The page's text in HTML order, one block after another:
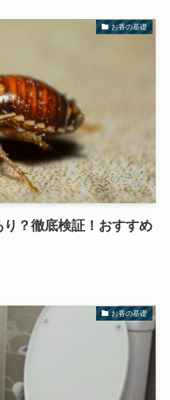
お香の基礎
？徹底検証！おすすめ
お香の基礎